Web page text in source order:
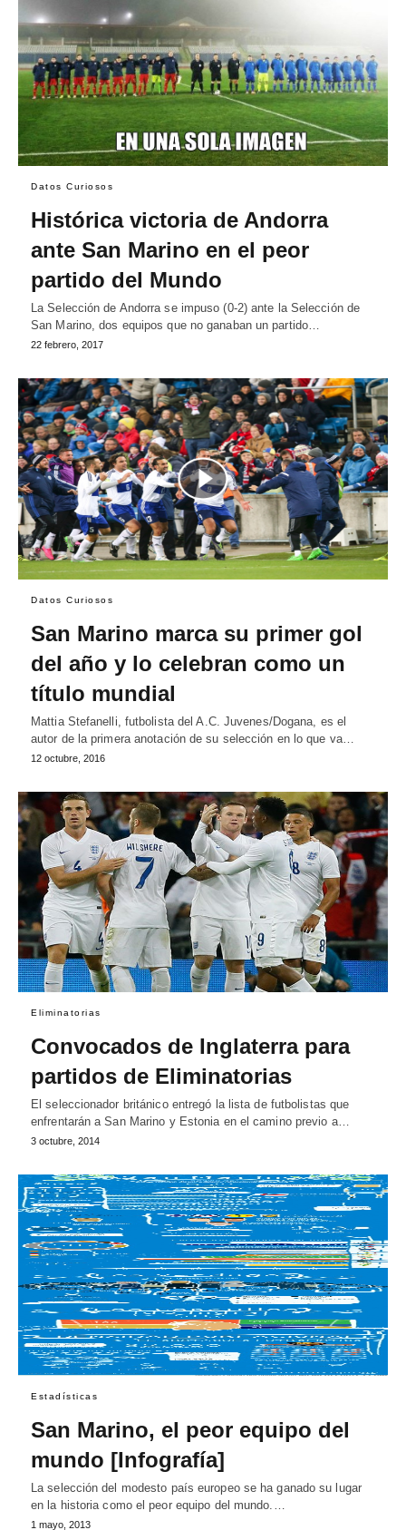
Datos Curiosos
Histórica victoria de Andorra
ante San Marino en el peor
partido del Mundo
La Selección de Andorra se impuso (0-2) ante la Selección de
San Marino, dos equipos que no ganaban un partido…
22 febrero, 2017
Datos Curiosos
San Marino marca su primer gol
del año y lo celebran como un
título mundial
Mattia Stefanelli, futbolista del A.C. Juvenes/Dogana, es el
autor de la primera anotación de su selección en lo que va…
12 octubre, 2016
Eliminatorias
Convocados de Inglaterra para
partidos de Eliminatorias
El seleccionador británico entregó la lista de futbolistas que
enfrentarán a San Marino y Estonia en el camino previo a…
3 octubre, 2014
Estadísticas
San Marino, el peor equipo del
mundo [Infografía]
La selección del modesto país europeo se ha ganado su lugar
en la historia como el peor equipo del mundo.…
1 mayo, 2013